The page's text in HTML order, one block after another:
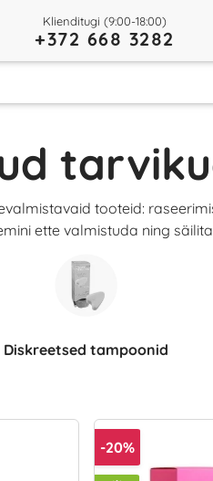
Klienditugi (9:00-18:00)
+372 668 3282
tooteid:
ette valmistuda ning
Diskreetsed tampoonid
-20%